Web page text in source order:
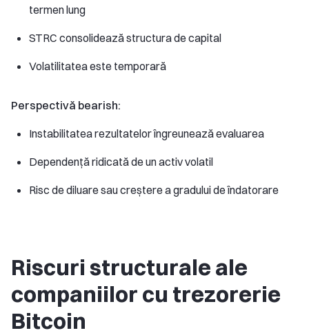
termen lung
STRC consolidează structura de capital
Volatilitatea este temporară
Perspectivă bearish:
Instabilitatea rezultatelor îngreunează evaluarea
Dependență ridicată de un activ volatil
Risc de diluare sau creștere a gradului de îndatorare
Riscuri structurale ale
companiilor cu trezorerie
Bitcoin